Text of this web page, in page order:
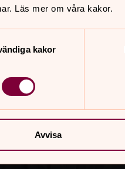
Läs mer om våra kakor.
kakor
Avvisa